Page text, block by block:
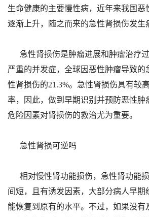
生命健康的主要慢性病，近年来我国恶
逐渐上升，随之而来的急性肾损伤发生
急性肾损伤是肿瘤进展和肿瘤治疗
严重的并发症，全球因恶性肿瘤导致的
性肾损伤的21.3%。急性肾损伤具有较
率，因此，做到早期识别并预防恶性肿
危险因素对肾损伤的救治尤为重要。
急性肾损可逆吗
相对慢性肾功能损伤，急性肾功能
间短，且有诱发因素，大部分病人早期
能恢复到原有的水平。不过，如果没有